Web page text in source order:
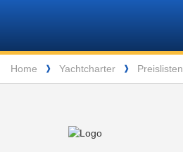
Barone
Yachting
Breadcrumb
Home ❱ Yachtcharter ❱ Preislisten